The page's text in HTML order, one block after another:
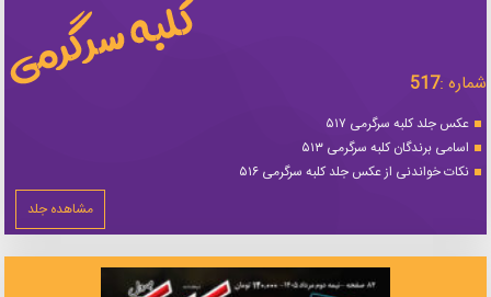
شماره :517
عکس جلد کلبه سرگرمی ۵۱۷
اسامی برندگان کلبه سرگرمی ۵۱۳
نکات خواندنی از عکس جلد کلبه سرگرمی ۵۱۶
مشاهده جلد